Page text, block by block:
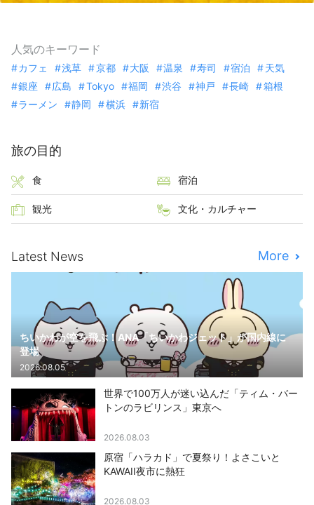
人気のキーワード
カフェ 浅草 京都 大阪 温泉 寿司 宿泊
天気
銀座
広島 Tokyo 福岡 渋谷 神戸 長崎
箱根
ラーメン
静岡 横浜 新宿
旅の目的
食 宿泊
観光 文化・カルチャー
Latest News More
ちいかわが空を飛ぶ！ANA「ちいかわジェット」が国内線に
登場
2026.08.05
世界で100万人が迷い込んだ「ティム・バー
トンのラビリンス」東京へ
2026.08.03
原宿「ハラカド」で夏祭り！よさこいと
KAWAII夜市に熱狂
2026.08.03